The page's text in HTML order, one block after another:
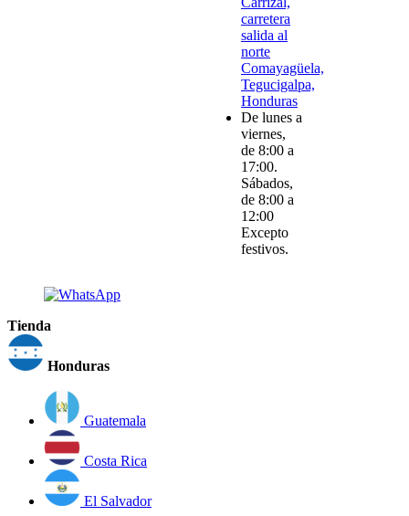
carretera
salida al
norte
Comayagüela,
Tegucigalpa,
Honduras
De lunes a
viernes,
de 8:00 a
17:00.
Sábados,
de 8:00 a
12:00
Excepto
festivos.
Tienda
Honduras
Guatemala
Costa Rica
El Salvador